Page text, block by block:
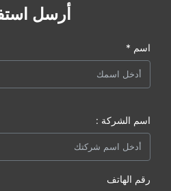
أرسل
اسم *
اسم الشركة :
رقم الهاتف